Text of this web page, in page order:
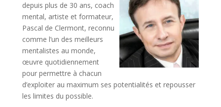
depuis plus de 30 ans, coach
mental, artiste et formateur,
Pascal de Clermont, reconnu
comme l’un des meilleurs
mentalistes au monde,
œuvre quotidiennement
pour permettre à chacun
d’exploiter au maximum ses potentialités et repousser
les limites du possible.